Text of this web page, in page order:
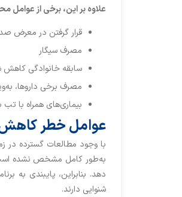
علاوه بر این، برخی از عوامل
قرار گرفتن در معرض
مصرف سیگار
سابقه خانوادگی کاهش
مصرف برخی داروها،
بیماری‌های همراه با تب
عوامل خطر کاهش
به‌طور کامل مشخص نشده
دهد. بنابراین، پایبندی
شنوایی دارند.